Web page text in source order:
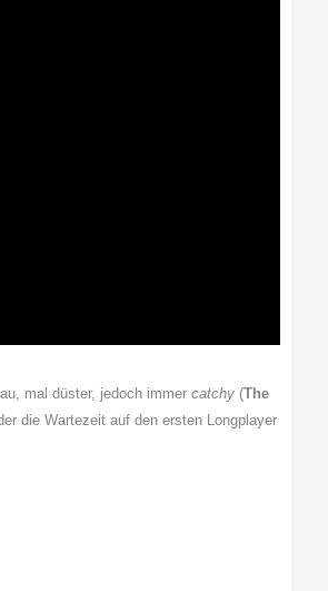
mal düster, jedoch immer catchy (The
die Wartezeit auf den ersten Longplayer